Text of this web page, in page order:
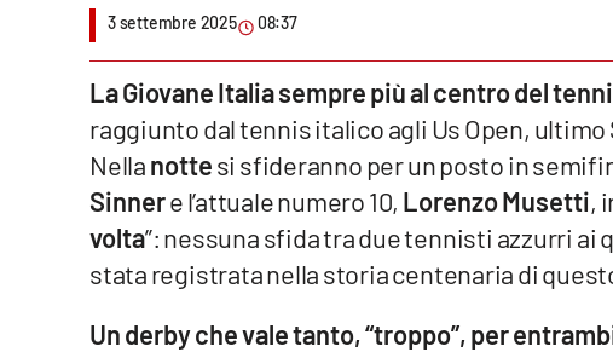
Venti di comunicazione
Streaming
LaC Network
3 settembre 2025 08:37
La Giovane Italia sempre più al centro del
raggiunto dal tennis italico agli Us Open, ultimo
Nellanottesi sfideranno per un posto in
Sinnere l’attuale numero 10, Lorenzo Musetti,
volta”: nessuna sfida tra due tennisti azzurri ai
stata registrata nella storia centenaria di
Un derby che vale tanto, “troppo”, per